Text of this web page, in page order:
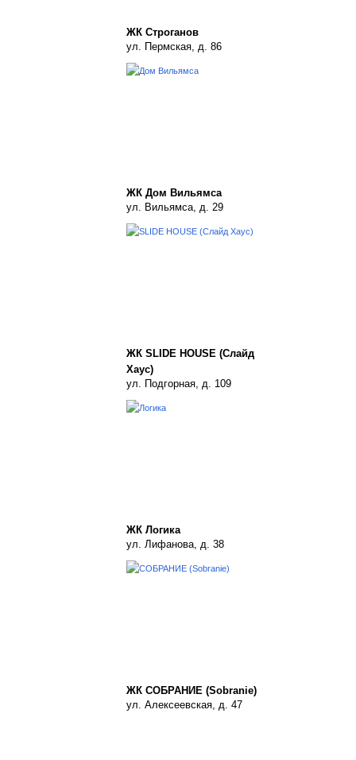
ЖК Строганов
ул. Пермская, д. 86
ЖК Дом Вильямса
ул. Вильямса, д. 29
ЖК SLIDE HOUSE (Слайд
Хаус)
ул. Подгорная, д. 109
ЖК Логика
ул. Лифанова, д. 38
ЖК СОБРАНИЕ (Sobranie)
ул. Алексеевская, д. 47